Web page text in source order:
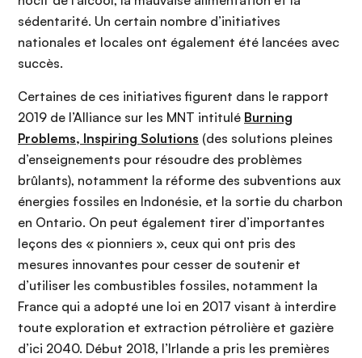
sédentarité. Un certain nombre d’initiatives
nationales et locales ont également été lancées avec
succès.
Certaines de ces initiatives figurent dans le rapport
2019 de l’Alliance sur les MNT intitulé Burning
Problems, Inspiring Solutions (des solutions pleines
d’enseignements pour résoudre des problèmes
brûlants), notamment la réforme des subventions aux
énergies fossiles en Indonésie, et la sortie du charbon
en Ontario. On peut également tirer d’importantes
leçons des « pionniers », ceux qui ont pris des
mesures innovantes pour cesser de soutenir et
d’utiliser les combustibles fossiles, notamment la
France qui a adopté une loi en 2017 visant à interdire
toute exploration et extraction pétrolière et gazière
d’ici 2040. Début 2018, l’Irlande a pris les premières